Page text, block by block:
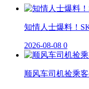
知情人士爆料！
2026-08-08 0
顺风车司机捡乘